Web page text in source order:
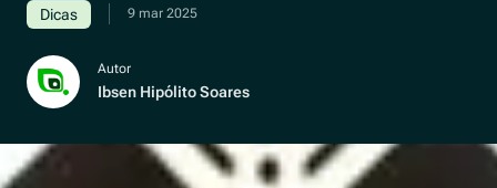
Dicas 9 mar 2025
Autor
Ibsen Hipólito Soares